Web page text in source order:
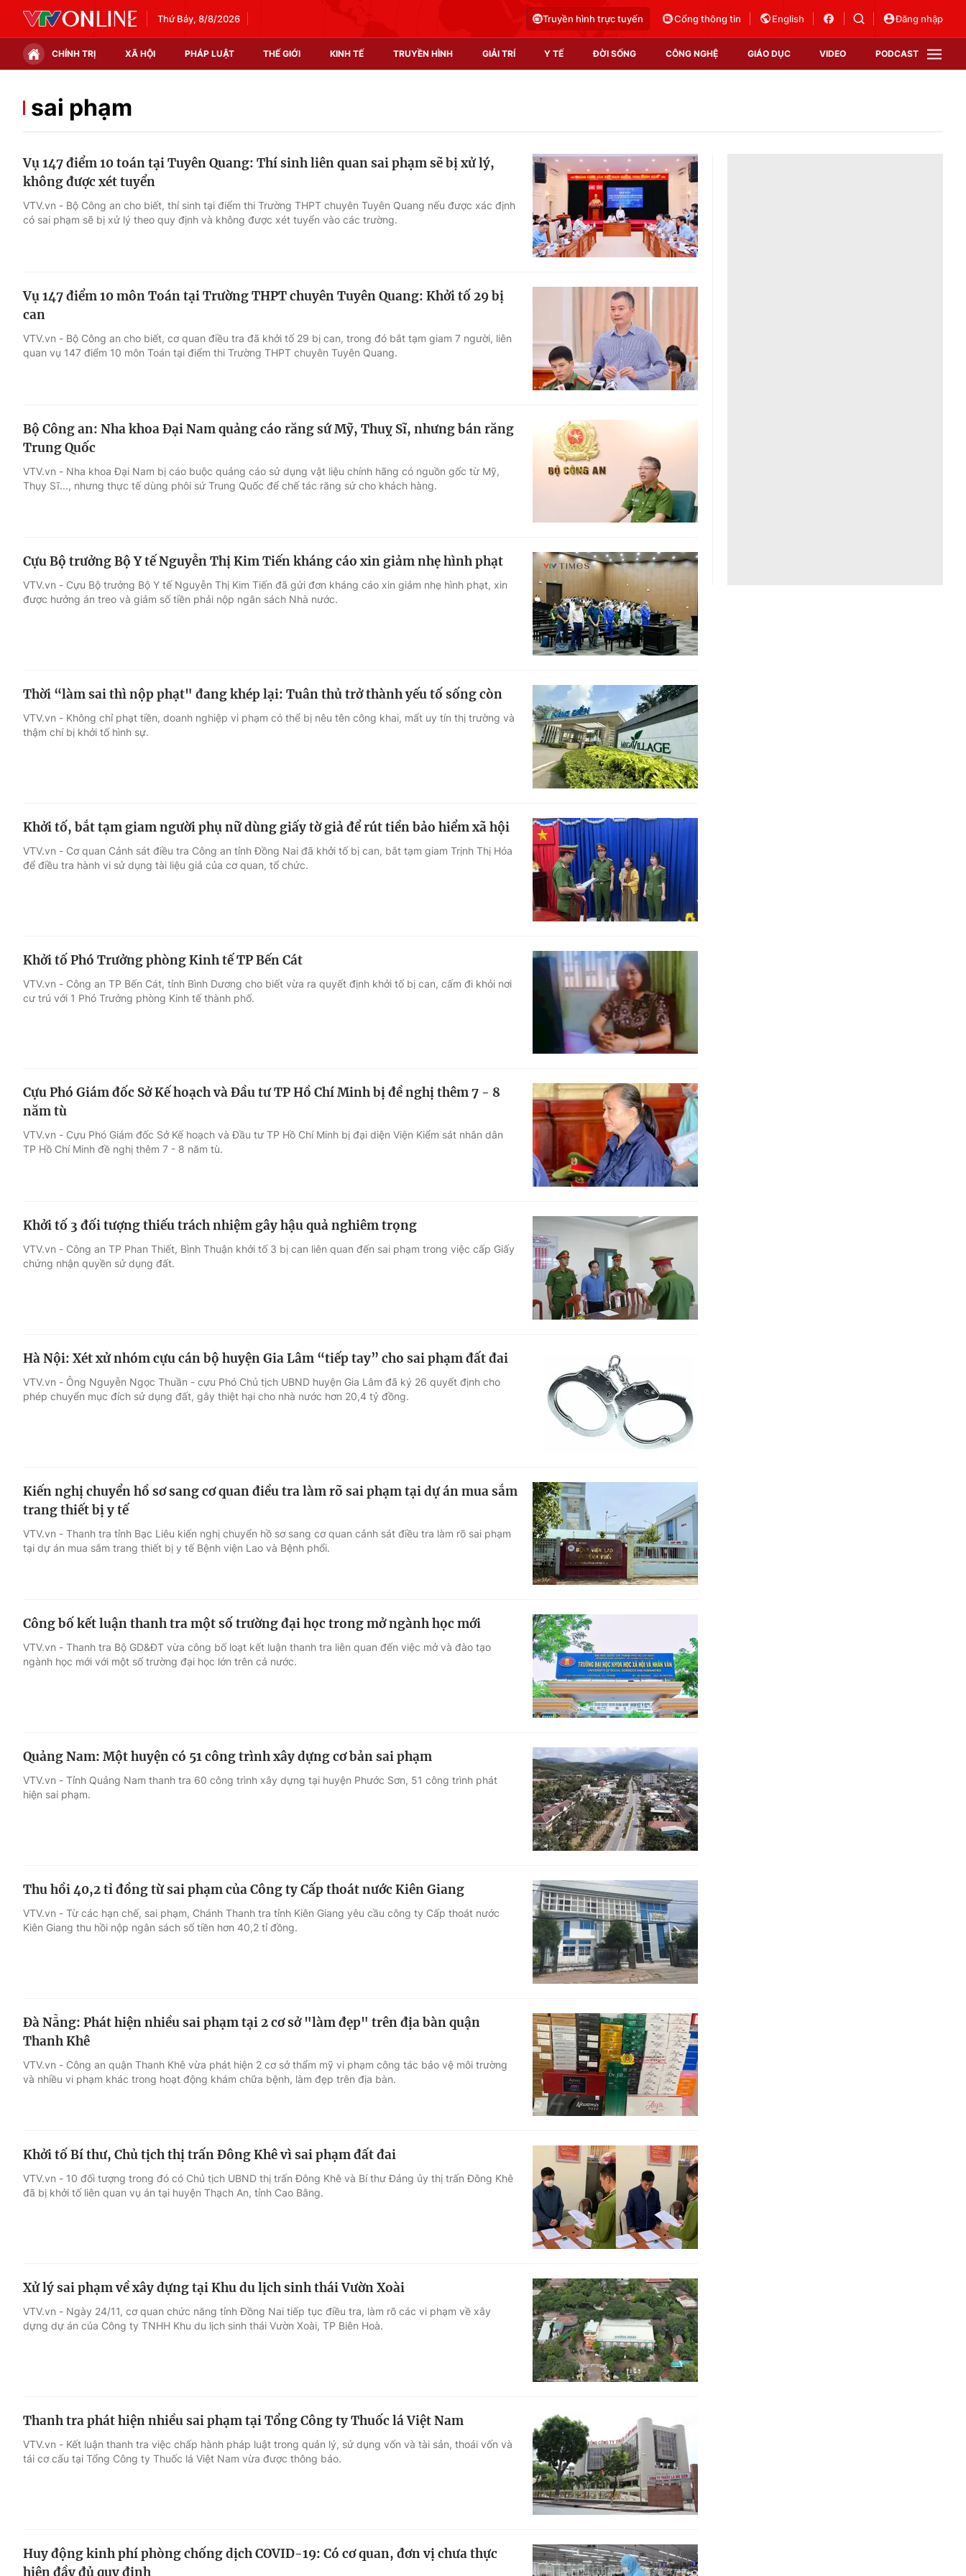
Thứ Bảy, 8/8/2026 Truyền hình trực tuyến Cổng thông tin English Đăng nhập
CHÍNH TRỊ XÃ HỘI PHÁP LUẬT THẾ GIỚI KINH TẾ TRUYỀN HÌNH GIẢI TRÍ Y TẾ ĐỜI SỐNG CÔNG NGHỆ GIÁO DỤC VIDEO PODCAST
Chính trị
Tin tức
Thế giới đó đây
Câu chuyện quốc tế
Thị trường
Góc doanh nghiệp
Hậu trường
Nhân vật
Video
Shorts video
Podcast
EMagazine
Photo
Infographic
Góc ảnh
Điện ảnh
Âm nhạc
Sao
Du lịch
Chất lượng cuộc sống
Tuyển sinh
Công nghệ
Hitech Công nghệ tương lai
Sản phẩm
Thị trường
VTV Sức khoẻ
sai phạm
Vụ 147 điểm 10 toán tại Tuyên Quang: Thí sinh liên quan sai phạm sẽ bị xử lý,
không được xét tuyển
VTV.vn - Bộ Công an cho biết, thí sinh tại điểm thi Trường THPT chuyên Tuyên Quang nếu được xác định
có sai phạm sẽ bị xử lý theo quy định và không được xét tuyển vào các trường.
Vụ 147 điểm 10 môn Toán tại Trường THPT chuyên Tuyên Quang: Khởi tố 29 bị
can
VTV.vn - Bộ Công an cho biết, cơ quan điều tra đã khởi tố 29 bị can, trong đó bắt tạm giam 7 người, liên
quan vụ 147 điểm 10 môn Toán tại điểm thi Trường THPT chuyên Tuyên Quang.
Bộ Công an: Nha khoa Đại Nam quảng cáo răng sứ Mỹ, Thuỵ Sĩ, nhưng bán răng
Trung Quốc
VTV.vn - Nha khoa Đại Nam bị cáo buộc quảng cáo sử dụng vật liệu chính hãng có nguồn gốc từ Mỹ,
Thụy Sĩ..., nhưng thực tế dùng phôi sứ Trung Quốc để chế tác răng sứ cho khách hàng.
Cựu Bộ trưởng Bộ Y tế Nguyễn Thị Kim Tiến kháng cáo xin giảm nhẹ hình phạt
VTV.vn - Cựu Bộ trưởng Bộ Y tế Nguyễn Thị Kim Tiến đã gửi đơn kháng cáo xin giảm nhẹ hình phạt, xin
được hưởng án treo và giảm số tiền phải nộp ngân sách Nhà nước.
Thời “làm sai thì nộp phạt" đang khép lại: Tuân thủ trở thành yếu tố sống còn
VTV.vn - Không chỉ phạt tiền, doanh nghiệp vi phạm có thể bị nêu tên công khai, mất uy tín thị trường và
thậm chí bị khởi tố hình sự.
Khởi tố, bắt tạm giam người phụ nữ dùng giấy tờ giả để rút tiền bảo hiểm xã hội
VTV.vn - Cơ quan Cảnh sát điều tra Công an tỉnh Đồng Nai đã khởi tố bị can, bắt tạm giam Trịnh Thị Hóa
để điều tra hành vi sử dụng tài liệu giả của cơ quan, tổ chức.
Khởi tố Phó Trưởng phòng Kinh tế TP Bến Cát
VTV.vn - Công an TP Bến Cát, tỉnh Bình Dương cho biết vừa ra quyết định khởi tố bị can, cấm đi khỏi nơi
cư trú với 1 Phó Trưởng phòng Kinh tế thành phố.
Cựu Phó Giám đốc Sở Kế hoạch và Đầu tư TP Hồ Chí Minh bị đề nghị thêm 7 - 8
năm tù
VTV.vn - Cựu Phó Giám đốc Sở Kế hoạch và Đầu tư TP Hồ Chí Minh bị đại diện Viện Kiểm sát nhân dân
TP Hồ Chí Minh đề nghị thêm 7 - 8 năm tù.
Khởi tố 3 đối tượng thiếu trách nhiệm gây hậu quả nghiêm trọng
VTV.vn - Công an TP Phan Thiết, Bình Thuận khởi tố 3 bị can liên quan đến sai phạm trong việc cấp Giấy
chứng nhận quyền sử dụng đất.
Hà Nội: Xét xử nhóm cựu cán bộ huyện Gia Lâm “tiếp tay” cho sai phạm đất đai
VTV.vn - Ông Nguyễn Ngọc Thuần - cựu Phó Chủ tịch UBND huyện Gia Lâm đã ký 26 quyết định cho
phép chuyển mục đích sử dụng đất, gây thiệt hại cho nhà nước hơn 20,4 tỷ đồng.
Kiến nghị chuyển hồ sơ sang cơ quan điều tra làm rõ sai phạm tại dự án mua sắm
trang thiết bị y tế
VTV.vn - Thanh tra tỉnh Bạc Liêu kiến nghị chuyển hồ sơ sang cơ quan cảnh sát điều tra làm rõ sai phạm
tại dự án mua sắm trang thiết bị y tế Bệnh viện Lao và Bệnh phổi.
Công bố kết luận thanh tra một số trường đại học trong mở ngành học mới
VTV.vn - Thanh tra Bộ GD&ĐT vừa công bố loạt kết luận thanh tra liên quan đến việc mở và đào tạo
ngành học mới với một số trường đại học lớn trên cả nước.
Quảng Nam: Một huyện có 51 công trình xây dựng cơ bản sai phạm
VTV.vn - Tỉnh Quảng Nam thanh tra 60 công trình xây dựng tại huyện Phước Sơn, 51 công trình phát
hiện sai phạm.
Thu hồi 40,2 tỉ đồng từ sai phạm của Công ty Cấp thoát nước Kiên Giang
VTV.vn - Từ các hạn chế, sai phạm, Chánh Thanh tra tỉnh Kiên Giang yêu cầu công ty Cấp thoát nước
Kiên Giang thu hồi nộp ngân sách số tiền hơn 40,2 tỉ đồng.
Đà Nẵng: Phát hiện nhiều sai phạm tại 2 cơ sở "làm đẹp" trên địa bàn quận
Thanh Khê
VTV.vn - Công an quận Thanh Khê vừa phát hiện 2 cơ sở thẩm mỹ vi phạm công tác bảo vệ môi trường
và nhiều vi phạm khác trong hoạt động khám chữa bệnh, làm đẹp trên địa bàn.
Khởi tố Bí thư, Chủ tịch thị trấn Đông Khê vì sai phạm đất đai
VTV.vn - 10 đối tượng trong đó có Chủ tịch UBND thị trấn Đông Khê và Bí thư Đảng ủy thị trấn Đông Khê
đã bị khởi tố liên quan vụ án tại huyện Thạch An, tỉnh Cao Bằng.
Xử lý sai phạm về xây dựng tại Khu du lịch sinh thái Vườn Xoài
VTV.vn - Ngày 24/11, cơ quan chức năng tỉnh Đồng Nai tiếp tục điều tra, làm rõ các vi phạm về xây
dựng dự án của Công ty TNHH Khu du lịch sinh thái Vườn Xoài, TP Biên Hoà.
Thanh tra phát hiện nhiều sai phạm tại Tổng Công ty Thuốc lá Việt Nam
VTV.vn - Kết luận thanh tra việc chấp hành pháp luật trong quản lý, sử dụng vốn và tài sản, thoái vốn và
tái cơ cấu tại Tổng Công ty Thuốc lá Việt Nam vừa được thông báo.
Huy động kinh phí phòng chống dịch COVID-19: Có cơ quan, đơn vị chưa thực
hiện đầy đủ quy định